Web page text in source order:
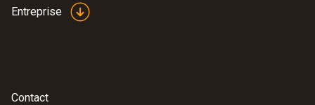
Entreprise
Contact